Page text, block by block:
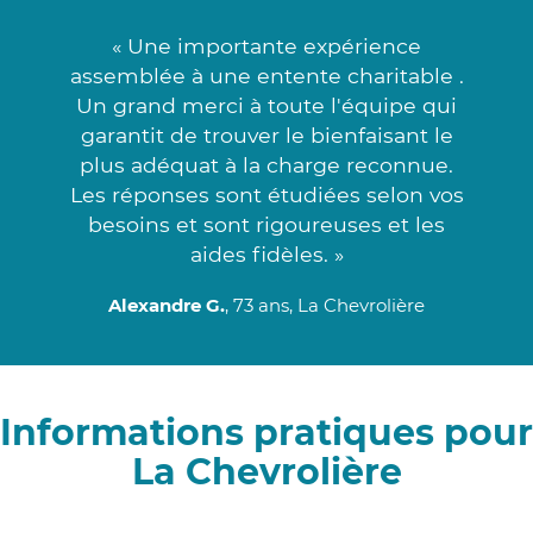
« Une importante expérience
assemblée à une entente charitable .
Un grand merci à toute l'équipe qui
garantit de trouver le bienfaisant le
plus adéquat à la charge reconnue.
Les réponses sont étudiées selon vos
besoins et sont rigoureuses et les
aides fidèles. »
Alexandre G., 73 ans, La Chevrolière
Informations pratiques pour
La Chevrolière